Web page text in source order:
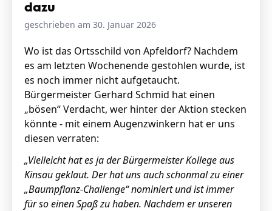
dazu
geschrieben am 30. Januar 2026
Wo ist das Ortsschild von Apfeldorf? Nachdem
es am letzten Wochenende gestohlen wurde, ist
es noch immer nicht aufgetaucht.
Bürgermeister Gerhard Schmid hat einen
„bösen“ Verdacht, wer hinter der Aktion stecken
könnte - mit einem Augenzwinkern hat er uns
diesen verraten:
„Vielleicht hat es ja der Bürgermeister Kollege aus
Kinsau geklaut. Der hat uns auch schonmal zu einer
„Baumpflanz-Challenge“ nominiert und ist immer
für so einen Spaß zu haben. Nachdem er unseren